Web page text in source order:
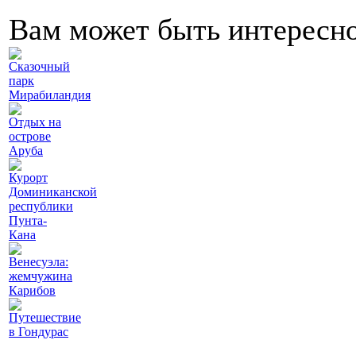
Вам может быть
Сказочный
парк
Мирабиландия
Отдых на
острове
Аруба
Курорт
Доминиканской
республики
Пунта-
Кана
Венесуэла:
жемчужина
Карибов
Путешествие
в Гондурас